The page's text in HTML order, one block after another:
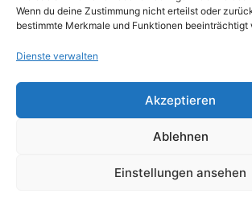
Wenn du deine Zustimmung nicht erteilst oder
bestimmte Merkmale und Funktionen beeinträchtigt
Dienste verwalten
Akzeptieren
Ablehnen
Einstellungen ansehen
© 2026 VOLUME Magazine. All rights